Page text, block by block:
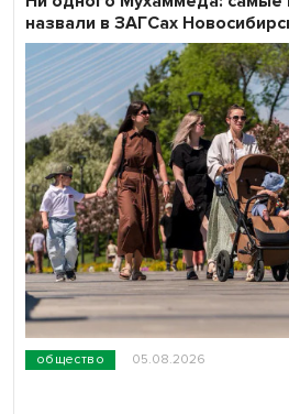
общество 05.08.2026
назвали в ЗАГСах